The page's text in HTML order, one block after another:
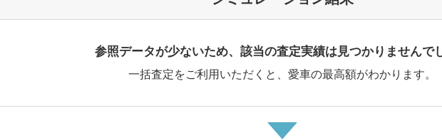
参照データが少ないため、該当の査定実績は見つかりませんで
一括査定をご利用いただくと、愛車の最高額がわかります。